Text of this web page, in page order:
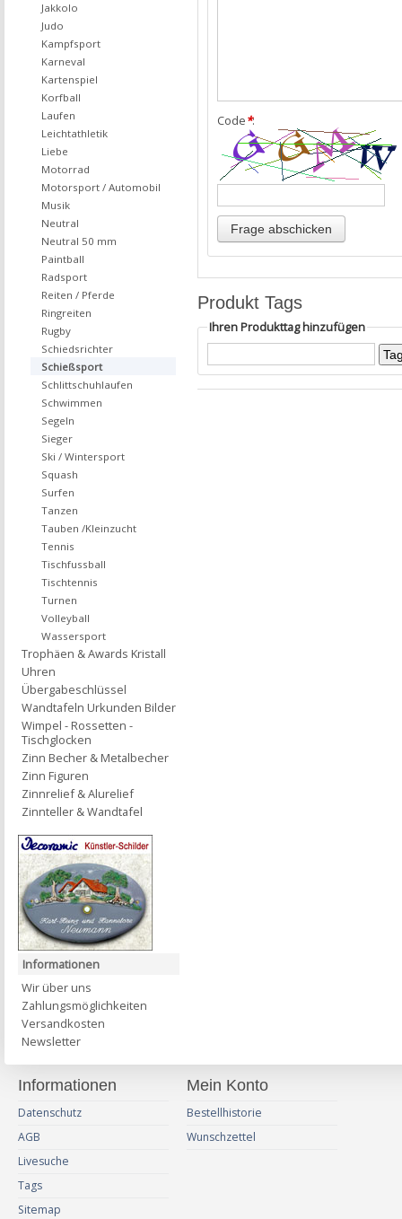
Code*:
Produkt Tags
Ihren Produkttag hinzufügen
Jakkolo
Judo
Kampfsport
Karneval
Kartenspiel
Korfball
Laufen
Leichtathletik
Liebe
Motorrad
Motorsport / Automobil
Musik
Neutral
Neutral 50 mm
Paintball
Radsport
Reiten / Pferde
Ringreiten
Rugby
Schiedsrichter
Schießsport
Schlittschuhlaufen
Schwimmen
Segeln
Sieger
Ski / Wintersport
Squash
Surfen
Tanzen
Tauben /Kleinzucht
Tennis
Tischfussball
Tischtennis
Turnen
Volleyball
Wassersport
Trophäen & Awards Kristall
Uhren
Übergabeschlüssel
Wandtafeln Urkunden Bilder
Wimpel - Rossetten -
Tischglocken
Zinn Becher & Metalbecher
Zinn Figuren
Zinnrelief & Alurelief
Zinnteller & Wandtafel
Informationen
Wir über uns
Zahlungsmöglichkeiten
Versandkosten
Newsletter
Informationen
Datenschutz
AGB
Livesuche
Tags
Sitemap
Mein Konto
Bestellhistorie
Wunschzettel